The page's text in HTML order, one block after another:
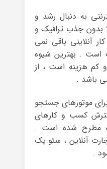
به دنبال رشد و
بدون جذب ترافیک و
باقی نمی
. بهترین شیوه
کم هزینه است ، از
باشد .
موتورهای جستجو
کسب و کارهای
مطرح شده است .
آنلاین ، سئو یک
.